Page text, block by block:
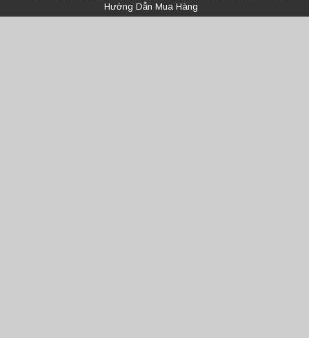
Hướng Dẫn Mua Hàng